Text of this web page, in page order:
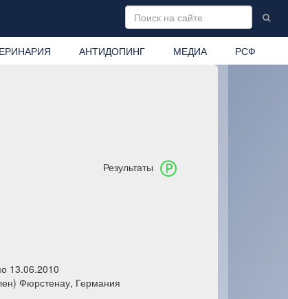
АНТИДОПИНГ МЕДИА РСФ
Результаты
13.06.2010
Фюрстенау, Германия